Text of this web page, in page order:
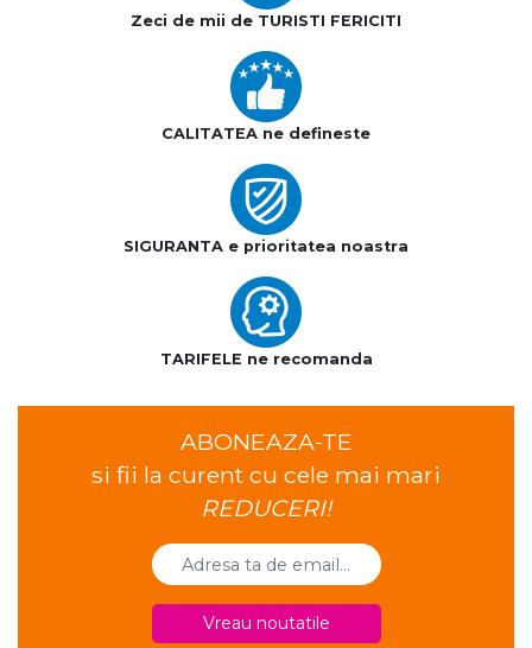
Zeci de mii de TURISTI FERICITI
CALITATEA ne defineste
SIGURANTA e prioritatea noastra
TARIFELE ne recomanda
ABONEAZA-TE
si fii la curent cu cele mai mari
REDUCERI!
Vreau noutatile